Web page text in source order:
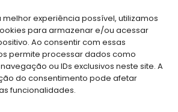
experiência possível, utilizamos
para armazenar e/ou acessar
Ao consentir com essas
permite processar dados como
ou IDs exclusivos neste site. A
do consentimento pode afetar
funcionalidades.
FILIADAS
LGPD
FALE CONOSCO